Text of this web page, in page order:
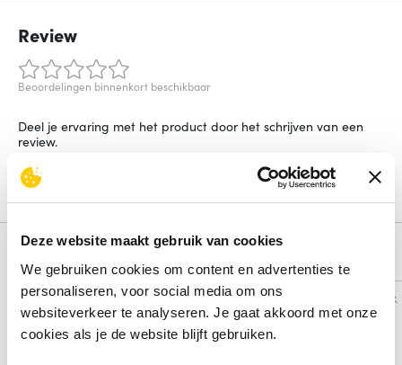
Deze website maakt gebruik van cookies
We gebruiken cookies om content en advertenties te
personaliseren, voor social media om ons
websiteverkeer te analyseren. Je gaat akkoord met onze
cookies als je de website blijft gebruiken.
Review
Beoordelingen binnenkort beschikbaar
Deel je ervaring met het product door het schrijven van een
review.
Schrijf een review
Alternatieven
Vergelijk Vergelijk